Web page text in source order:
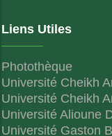
Liens Utiles
Photothèque
Université Cheikh
Université Cheikh
Université Alioune
Université Gaston